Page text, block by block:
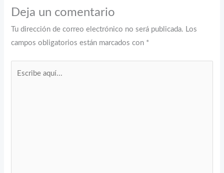
Deja un comentario
Tu dirección de correo electrónico no será publicada. Los
campos obligatorios están marcados con *